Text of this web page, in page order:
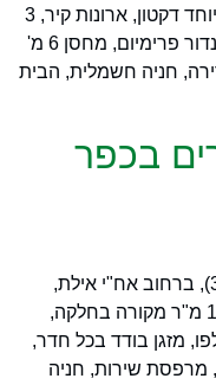
בכל חדר, מטבח + אי של רגבה, שיש מיוחד דקטון, ארונות קיר, 3
חדרי שירותים, 2 חדרי רחצה, דלתות פנדור פרימיום, מחסן 6 מ'
חניה חשמלית, הבית
4 חדרים בכפר
למכירה, דירת 4 חדרים קומה 2 (מתוך 3), ברחוב אח"י אילת,
הדירה מרווחת, מרפסת נעימה של כ- 10 מ"ר מקורה בחלקה,
מזגן בודד בכל חדר,
מרפסת שירות, חניה